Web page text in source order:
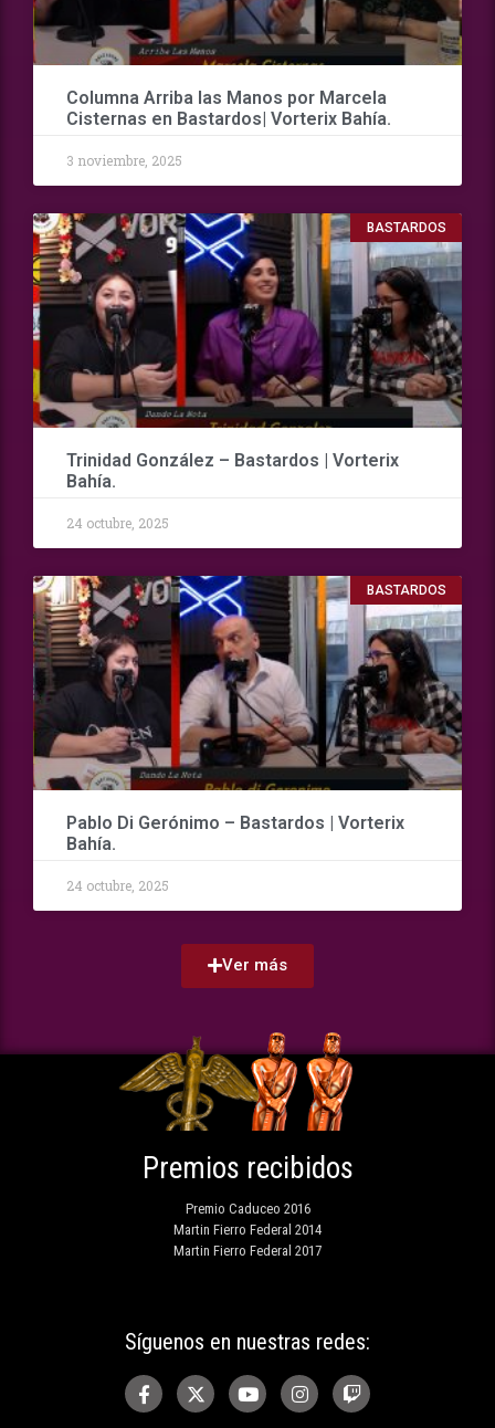
Columna Arriba las Manos por Marcela
Cisternas en Bastardos| Vorterix Bahía.
3 noviembre, 2025
BASTARDOS
Trinidad González – Bastardos | Vorterix
Bahía.
24 octubre, 2025
BASTARDOS
Pablo Di Gerónimo – Bastardos | Vorterix
Bahía.
24 octubre, 2025
Ver más
Síguenos en nuestras redes:
Premios recibidos
Premio Caduceo 2016
Martin Fierro Federal 2014
Martin Fierro Federal 2017